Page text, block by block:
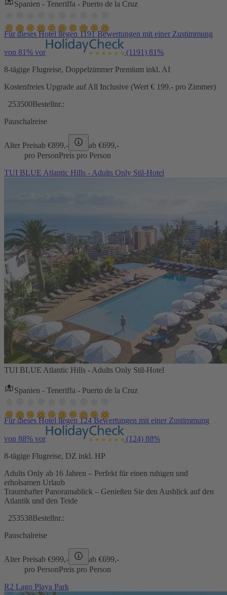
Spanien - Teneriffa - Puerto de la Cruz
Für dieses Hotel liegen 1191 Bewertungen mit einer Zustimmung
von 81% vor (1191) 81%
8-tägige Flugreise, Doppelzimmer Premium inkl. AI
Kostenfreies Upgrade auf All Inclusive (Wert € 199.- pro Zimmer)
253500Bestellnr.:
Pauschalreise
Alter Preisab €899,- ab €699,-
pro PersonPreis pro Person
TUI BLUE Atlantic Hills - Adults Only Stil-Hotel
TUI BLUE Atlantic Hills - Adults Only Stil-Hotel
Spanien - Teneriffa - Puerto de la Cruz
Für dieses Hotel liegen 124 Bewertungen mit einer Zustimmung
von 88% vor (124) 88%
8-tägige Flugreise, DZ inkl. HP
Adults Only ab 16 Jahren – Perfekt für einen ruhigen und
erholsamen Urlaub
Traumhafter Panoramablick – Genießen Sie den Ausblick auf den
Atlantik und den Teide
253538Bestellnr.:
Pauschalreise
Alter Preisab €999,- ab €699,-
pro PersonPreis pro Person
R2 Lago Playa Park